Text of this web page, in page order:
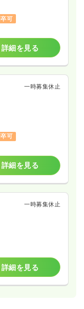
可
詳細を見る
一時募集休止
可
詳細を見る
一時募集休止
詳細を見る